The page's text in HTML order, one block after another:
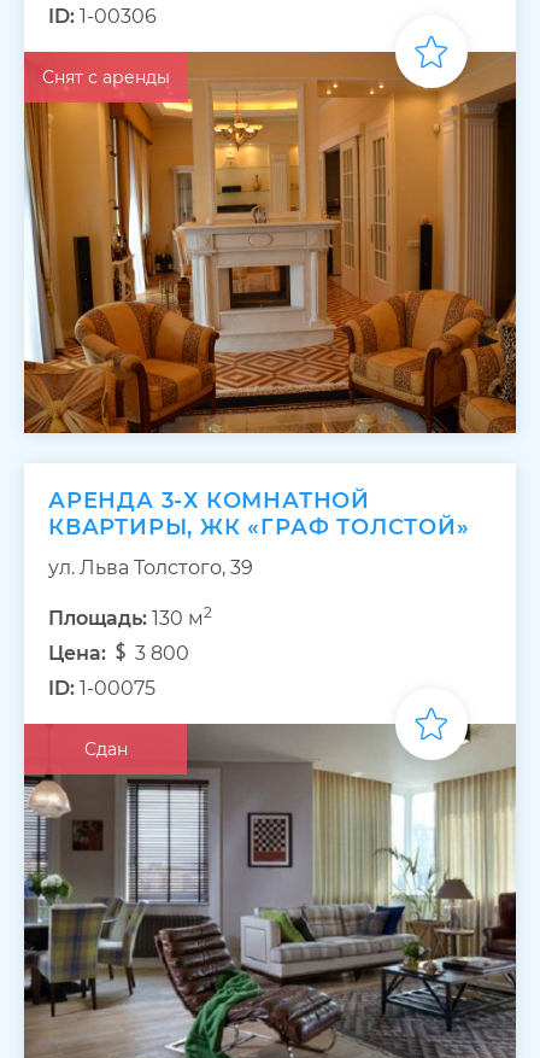
ID: 1-00306
Снят с аренды
АРЕНДА 3-Х КОМНАТНОЙ
КВАРТИРЫ, ЖК «ГРАФ ТОЛСТОЙ»
ул. Льва Толстого, 39
Площадь: 130 м2
Цена:
3 800
ID: 1-00075
Сдан